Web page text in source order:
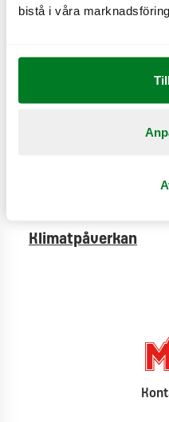
bistå i våra
Produktinformation
Klimatpåverkan